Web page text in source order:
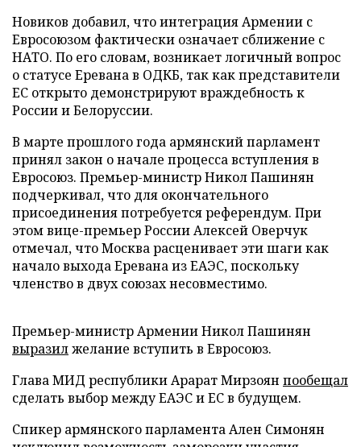
Новиков добавил, что интеграция Армении с
Евросоюзом фактически означает сближение с
НАТО. По его словам, возникает логичный вопрос
о статусе Еревана в ОДКБ, так как представители
ЕС открыто демонстрируют враждебность к
России и Белоруссии.
В марте прошлого года армянский парламент
принял закон о начале процесса вступления в
Евросоюз. Премьер-министр Никол Пашинян
подчеркивал, что для окончательного
присоединения потребуется референдум. При
этом вице-премьер России Алексей Оверчук
отмечал, что Москва расценивает эти шаги как
начало выхода Еревана из ЕАЭС, поскольку
членство в двух союзах несовместимо.
Премьер-министр Армении Никол Пашинян
выразилжелание вступить в Евросоюз.
Глава МИД республики Арарат Мирзоян пообещал
сделать выбор между ЕАЭС и ЕС в будущем.
Спикер армянского парламента Ален Симонян